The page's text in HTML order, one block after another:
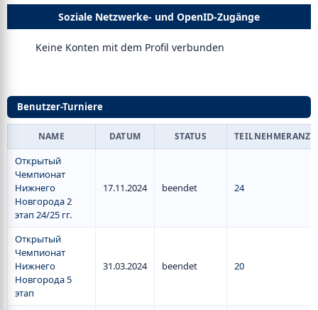
Soziale Netzwerke- und OpenID-Zugänge
Keine Konten mit dem Profil verbunden
Benutzer-Turniere
NAME DATUM STATUS
Открытый
Чемпионат
Нижнего
Новгорода 2
этап 24/25 гг.
17.11.2024 beendet 24
Открытый
Чемпионат
Нижнего
Новгорода 5
этап
31.03.2024 beendet 20